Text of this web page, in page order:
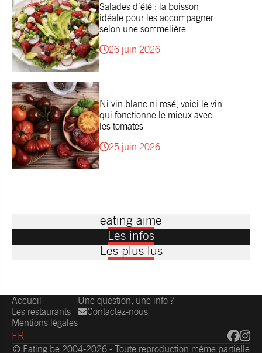
Salades d’été : la boisson
idéale pour les accompagner
selon une sommelière
26 juin 2026
Ni vin blanc ni rosé, voici le vin
qui fonctionne le mieux avec
les tomates
25 juin 2026
eating aime
Les infos
Les plus lus
Accueil
Les restaurants
Mentions légales
Une question, une info ?
Contactez-nous
FR
© Eating.be 2004-2026 - Toute reproduction même partielle